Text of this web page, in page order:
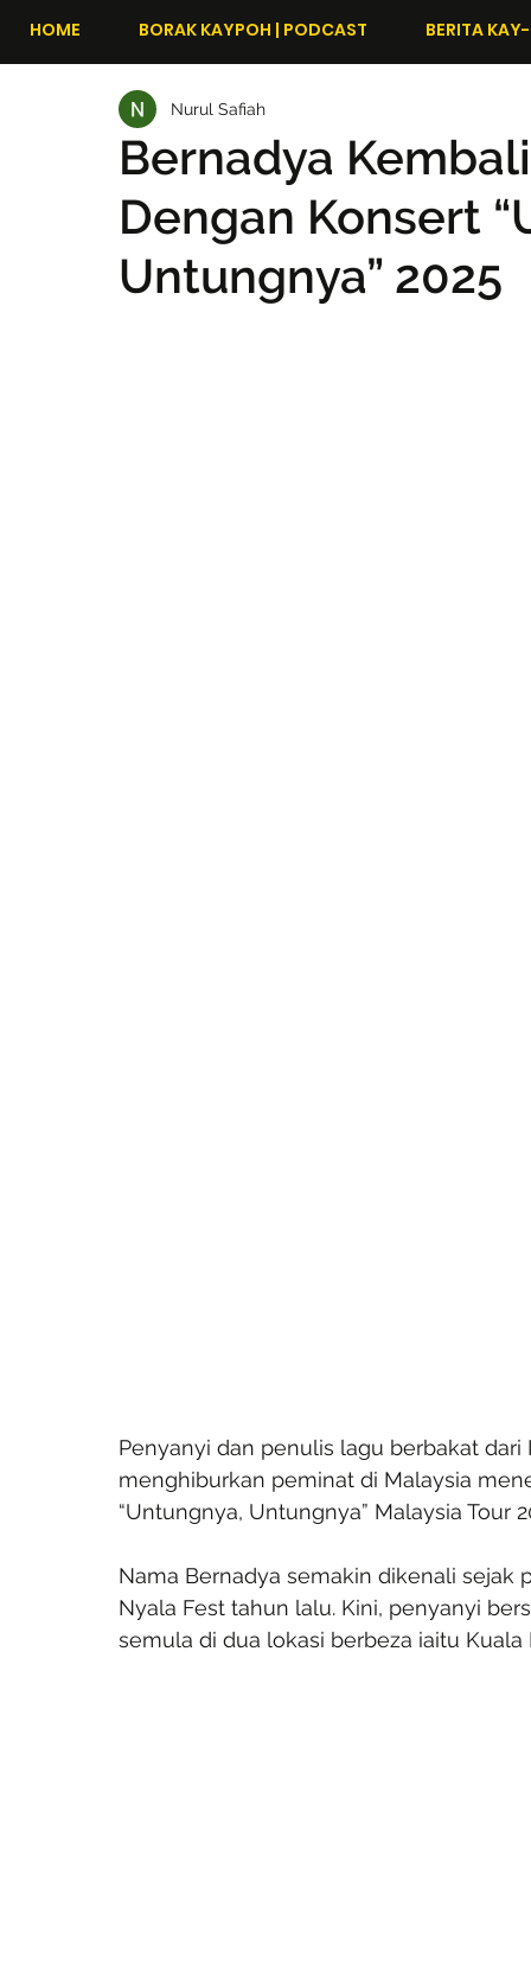
HOME BORAK KAYPOH | PODCAST BERITA
Bernadya
Dengan Konsert
Untungnya” 2025
Nurul Safiah
Penyanyi dan penulis lagu berbakat
menghiburkan peminat di Malaysia
“Untungnya, Untungnya” Malaysia Tour
Nama Bernadya semakin dikenali
Nyala Fest tahun lalu. Kini, penyanyi
semula di dua lokasi berbeza iaitu